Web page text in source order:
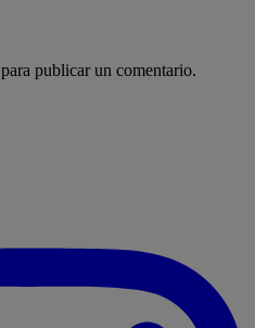
para publicar un comentario.